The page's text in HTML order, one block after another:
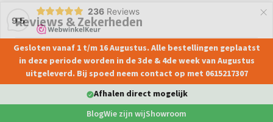
9,5
236 Reviews ×
Gesloten vanaf 1 t/m 16 Augustus. Alle bestellingen geplaatst
in deze periode worden in de 3de & 4de week van Augustus
uitgeleverd. Bij spoed neem contact op met 0615217307
Afhalen direct mogelijk
BlogWie zijn wijShowroom